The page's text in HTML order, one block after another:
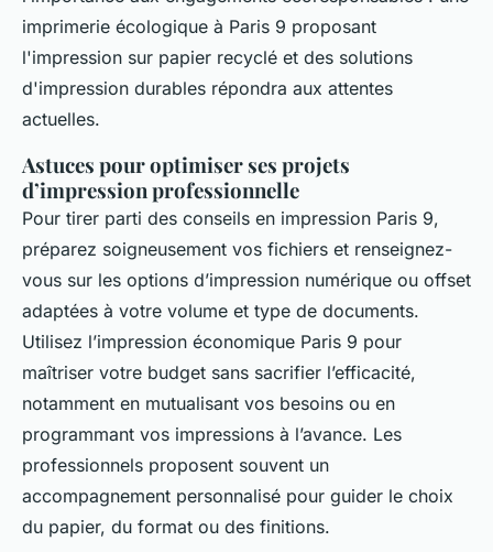
imprimerie écologique à Paris 9 proposant
l'impression sur papier recyclé et des solutions
d'impression durables répondra aux attentes
actuelles.
Astuces pour optimiser ses projets
d’impression professionnelle
Pour tirer parti des conseils en impression Paris 9,
préparez soigneusement vos fichiers et renseignez-
vous sur les options d’impression numérique ou offset
adaptées à votre volume et type de documents.
Utilisez l’impression économique Paris 9 pour
maîtriser votre budget sans sacrifier l’efficacité,
notamment en mutualisant vos besoins ou en
programmant vos impressions à l’avance. Les
professionnels proposent souvent un
accompagnement personnalisé pour guider le choix
du papier, du format ou des finitions.